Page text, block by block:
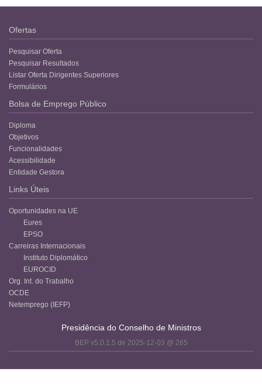
Ofertas
Pesquisar Oferta
Pesquisar Resultados
Listar Oferta Dirigentes Superiores
Formulários
Bolsa de Emprego Público
Diploma
Objetivos
Funcionalidades
Acessibilidade
Entidade Gestora
Links Úteis
Oportunidades na UE
Eures
EPSO
Carreiras Internacionais
Instituto Diplomático
EUROCID
Org. Int. do Trabalho
OCDE
Netemprego (IEFP)
Presidência do Conselho de Ministros
BEP v5.0.1.5 de 2025-12-03 @ 265